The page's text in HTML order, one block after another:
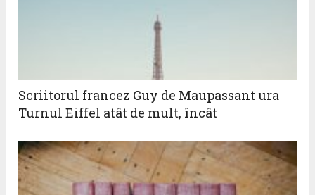
Scriitorul francez Guy de Maupassant ura
Turnul Eiffel atât de mult, încât